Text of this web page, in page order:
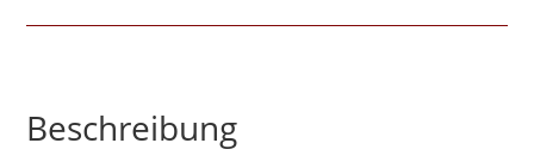
Beschreibung